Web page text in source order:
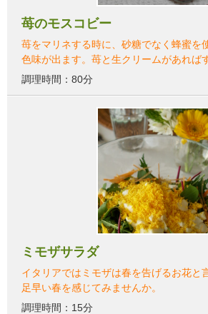
苺のモスコビー
苺をマリネする時に、砂糖でなく蜂蜜を
色味が出ます。苺と生クリームがあれば
調理時間：80分
ミモザサラダ
イタリアではミモザは春を告げるお花と
足早い春を感じてみませんか。
調理時間：15分